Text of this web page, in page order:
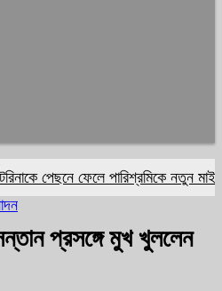
পেছনে ফেলে পারিশ্রমিকে নতুন
প্রসঙ্গে মুখ খুললেন